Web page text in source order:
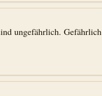
ungefährlich.